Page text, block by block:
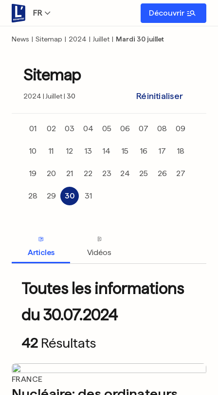
FR Découvrir
News | Sitemap | 2024 | Juillet | Mardi 30 juillet
Sitemap
2024 Juillet 30 Réinitialiser
01 02 03 04 05 06 07 08 09
10 11 12 13 14 15 16 17 18
19 20 21 22 23 24 25 26 27
28 29 30 31
Articles Vidéos
Toutes les informations
du 30.07.2024
42 Résultats
FRANCE